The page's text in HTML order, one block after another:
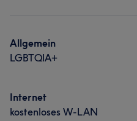
Allgemein
LGBTQIA+
Internet
kostenloses W-LAN